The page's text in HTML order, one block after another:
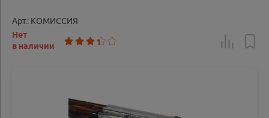
Арт.: КОМИССИЯ
Нет
в наличии